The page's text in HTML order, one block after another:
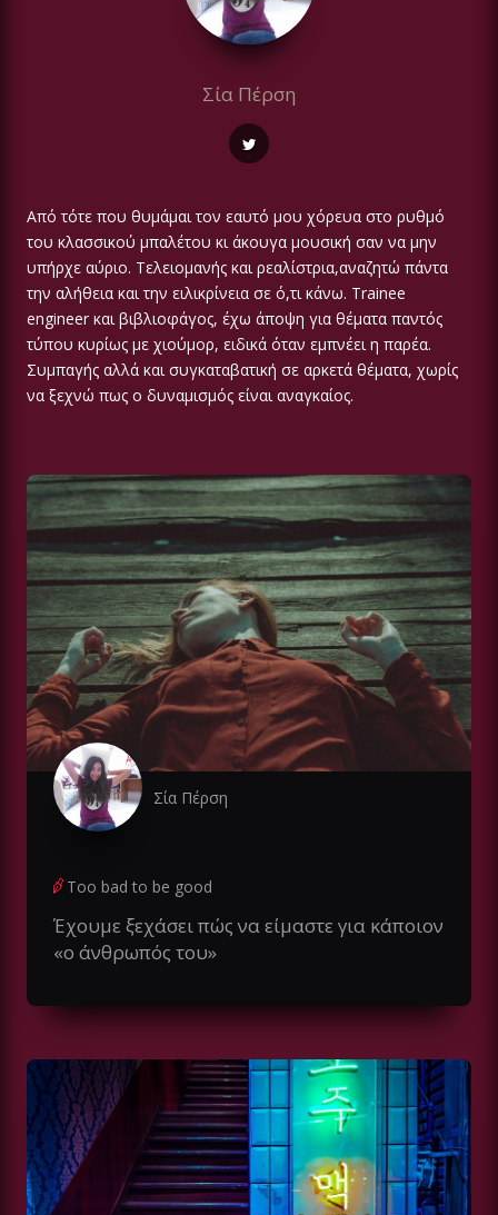
Σία Πέρση
Από τότε που θυμάμαι τον εαυτό μου χόρευα στο ρυθμό
του κλασσικού μπαλέτου κι άκουγα μουσική σαν να μην
υπήρχε αύριο. Τελειομανής και ρεαλίστρια,αναζητώ πάντα
την αλήθεια και την ειλικρίνεια σε ό,τι κάνω. Trainee
engineer και βιβλιοφάγος, έχω άποψη για θέματα παντός
τύπου κυρίως με χιούμορ, ειδικά όταν εμπνέει η παρέα.
Συμπαγής αλλά και συγκαταβατική σε αρκετά θέματα, χωρίς
να ξεχνώ πως ο δυναμισμός είναι αναγκαίος.
Σία Πέρση
Too bad to be good
Έχουμε ξεχάσει πώς να είμαστε για κάποιον
«ο άνθρωπός του»